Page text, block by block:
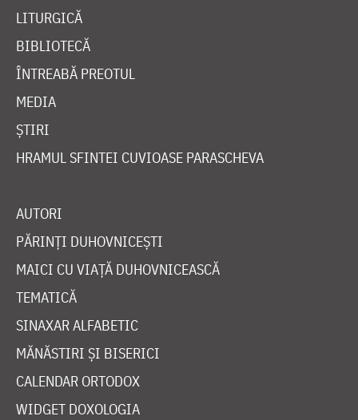
LITURGICĂ
BIBLIOTECĂ
ÎNTREABĂ PREOTUL
MEDIA
ȘTIRI
HRAMUL SFINTEI CUVIOASE PARASCHEVA
AUTORI
PĂRINȚI DUHOVNICEȘTI
MAICI CU VIAȚĂ DUHOVNICEASCĂ
TEMATICĂ
SINAXAR ALFABETIC
MĂNĂSTIRI ȘI BISERICI
CALENDAR ORTODOX
WIDGET DOXOLOGIA